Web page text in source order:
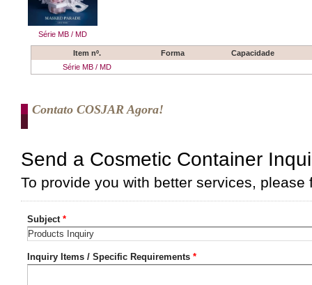
Série MB / MD
Item nº. Forma
Capacidade
Série MB / MD
Contato COSJAR Agora!